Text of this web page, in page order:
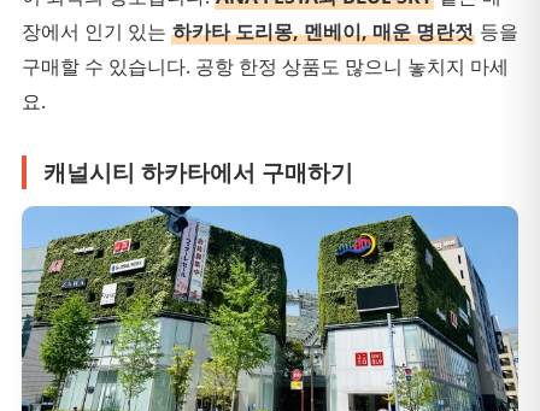
장에서 인기 있는 하카타 도리몽, 멘베이, 매운 명란젓 등을
구매할 수 있습니다. 공항 한정 상품도 많으니 놓치지 마세
요.
캐널시티 하카타에서 구매하기